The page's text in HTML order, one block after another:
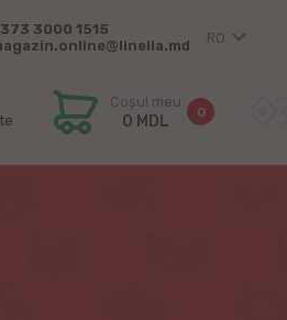
3000 1515
RO
Coșul meu
0 MDL 0